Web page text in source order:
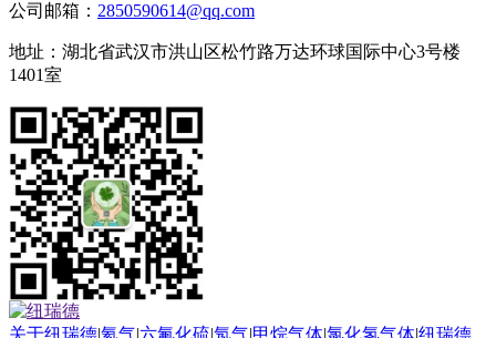
公司邮箱： 2850590614@qq.com
地址：湖北省武汉市洪山区松竹路万达环球国际中心3号楼
1401室